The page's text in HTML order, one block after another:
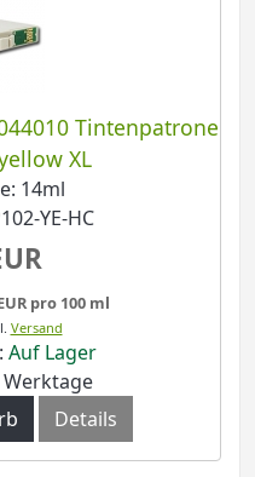
Tintenpatrone
XL
14ml
YE-HC
pro 100 ml
Versand
Auf Lager
Details